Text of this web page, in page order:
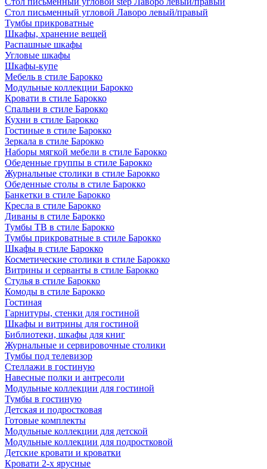
Стол письменный угловой Лаворо левый/правый
Тумбы прикроватные
Шкафы, хранение вещей
Распашные шкафы
Угловые шкафы
Шкафы-купе
Мебель в стиле Барокко
Модульные коллекции Барокко
Кровати в стиле Барокко
Спальни в стиле Барокко
Кухни в стиле Барокко
Гостиные в стиле Барокко
Зеркала в стиле Барокко
Наборы мягкой мебели в стиле Барокко
Обеденные группы в стиле Барокко
Журнальные столики в стиле Барокко
Обеденные столы в стиле Барокко
Банкетки в стиле Барокко
Кресла в стиле Барокко
Диваны в стиле Барокко
Тумбы ТВ в стиле Барокко
Тумбы прикроватные в стиле Барокко
Шкафы в стиле Барокко
Косметические столики в стиле Барокко
Витрины и серванты в стиле Барокко
Стулья в стиле Барокко
Комоды в стиле Барокко
Гостиная
Гарнитуры, стенки для гостиной
Шкафы и витрины для гостиной
Библиотеки, шкафы для книг
Журнальные и сервировочные столики
Тумбы под телевизор
Стеллажи в гостиную
Навесные полки и антресоли
Модульные коллекции для гостиной
Тумбы в гостиную
Детская и подростковая
Готовые комплекты
Модульные коллекции для детской
Модульные коллекции для подростковой
Детские кровати и кроватки
Кровати 2-х ярусные